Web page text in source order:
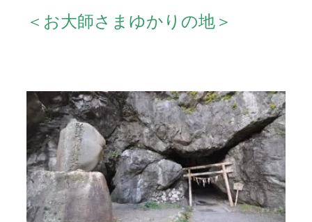
＜お大師さまゆかりの地＞